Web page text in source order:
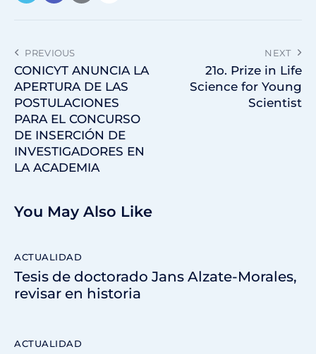
PREVIOUS
CONICYT ANUNCIA LA
APERTURA DE LAS
POSTULACIONES
PARA EL CONCURSO
DE INSERCIÓN DE
INVESTIGADORES EN
LA ACADEMIA
NEXT
21o. Prize in Life
Science for Young
Scientist
You May Also Like
ACTUALIDAD
Tesis de doctorado Jans Alzate-Morales,
revisar en historia
ACTUALIDAD